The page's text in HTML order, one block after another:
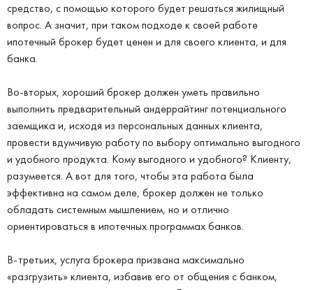
средство, с помощью которого будет решаться жилищный
вопрос. А значит, при таком подходе к своей работе
ипотечный брокер будет ценен и для своего клиента, и для
банка.
Во-вторых, хороший брокер должен уметь правильно
выполнить предварительный андеррайтинг потенциального
заемщика и, исходя из персональных данных клиента,
провести вдумчивую работу по выбору оптимально выгодного
и удобного продукта. Кому выгодного и удобного? Клиенту,
разумеется. А вот для того, чтобы эта работа была
эффективна на самом деле, брокер должен не только
обладать системным мышлением, но и отлично
ориентироваться в ипотечных программах банков.
В-третьих, услуга брокера призвана максимально
«разгрузить» клиента, избавив его от общения с банком,